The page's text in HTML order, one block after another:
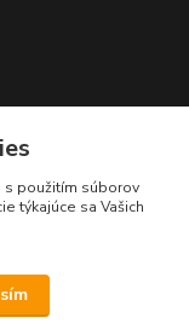
s použitím súborov
týkajúce sa Vašich